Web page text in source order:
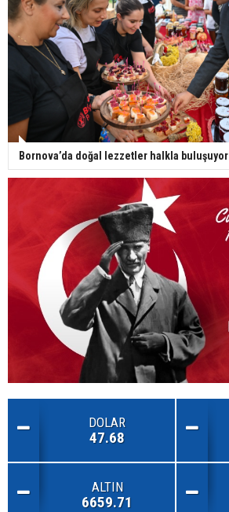
Bornova’da doğal lezzetler halkla buluşuyor
DOLAR
47.68
ALTIN
6659.71